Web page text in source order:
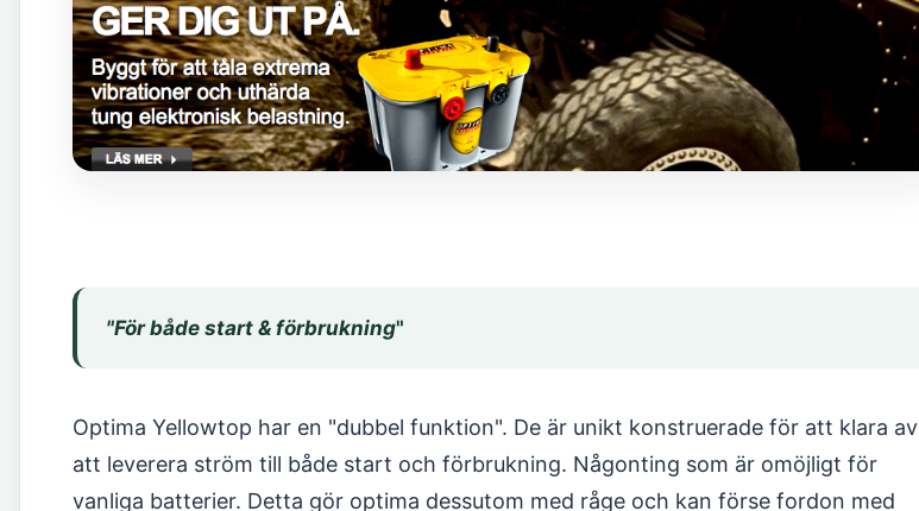
"För både start & förbrukning"
Optima Yellowtop har en "dubbel funktion". De är unikt konstruerade för att klara av
att leverera ström till både start och förbrukning. Någonting som är omöjligt för
vanliga batterier. Detta gör optima dessutom med råge och kan förse fordon med